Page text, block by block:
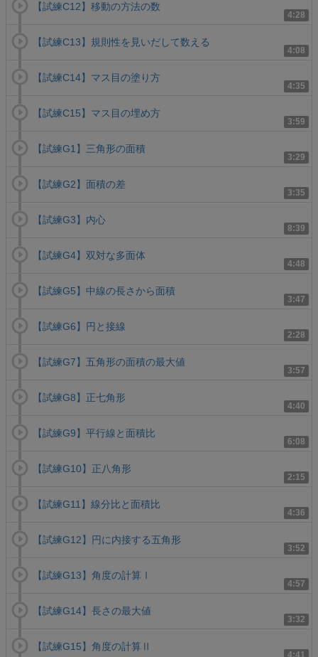
4:28
【試練C12】移動の方法の数
4:08
【試練C13】規則性を見いだして数える
4:35
【試練C14】マス目の塗り方
3:59
【試練C15】マス目の埋め方
3:29
【試練G1】三角形の面積
3:35
【試練G2】面積の差
8:39
【試練G3】内心
4:48
【試練G4】双対な多面体
3:47
【試練G5】中線の長さから面積
2:28
【試練G6】円と接線
3:57
【試練G7】五角形の面積の最大値
4:40
【試練G8】正七角形
6:08
【試練G9】平行線と面積比
2:15
【試練G10】正八角形
4:36
【試練G11】線分比と面積比
3:52
【試練G12】円に内接する五角形
4:57
【試練G13】角度の計算Ⅰ
3:32
【試練G14】長さの最大値
4:41
【試練G15】角度の計算Ⅱ